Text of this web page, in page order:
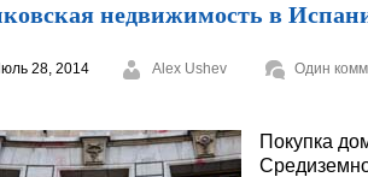
недвижимость в
28, 2014 Alex Ushev Один
Покупка